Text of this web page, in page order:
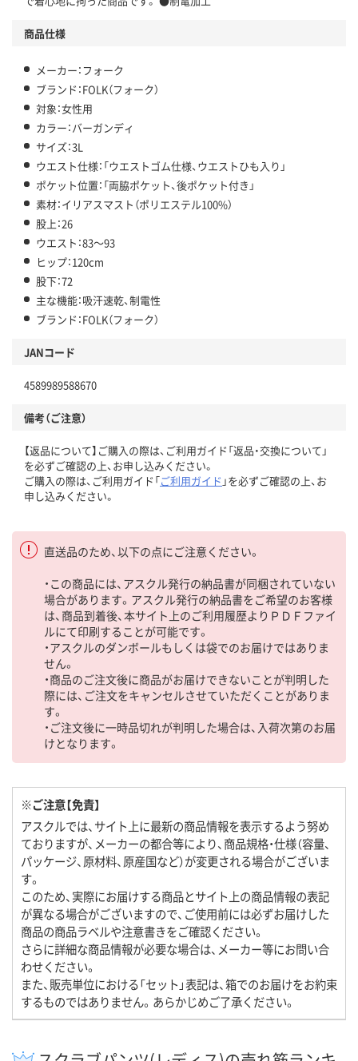
商品仕様
メーカー：フォーク
ブランド：FOLK（フォーク）
対象：女性用
カラー：バーガンディ
サイズ：3L
ウエスト仕様：「ウエストゴム仕様、ウエストひも入り」
ポケット位置：「両脇ポケット、後ポケット付き」
素材：イリアスマスト（ポリエステル100%）
股上：26
ウエスト：83～93
ヒップ：120cm
股下：72
主な機能：吸汗速乾、制電性
ブランド：FOLK（フォーク）
JANコード
4589989588670
備考（ご注意）
【返品について】ご購入の際は、ご利用ガイド「返品・交換について」
を必ずご確認の上、お申し込みください。
ご購入の際は、ご利用ガイド「ご利用ガイド 」を必ずご確認の上、お
申し込みください。
直送品のため、以下の点にご注意ください。
・この商品には、アスクル発行の納品書が同梱されていない
場合があります。アスクル発行の納品書をご希望のお客様
は、商品到着後、本サイト上のご利用履歴よりＰＤＦファイ
ルにて印刷することが可能です。
・アスクルのダンボールもしくは袋でのお届けではありま
せん。
・商品のご注文後に商品がお届けできないことが判明した
際には、ご注文をキャンセルさせていただくことがありま
す。
・ご注文後に一時品切れが判明した場合は、入荷次第のお届
けとなります。
※ご注意【免責】
アスクルでは、サイト上に最新の商品情報を表示するよう努め
ておりますが、メーカーの都合等により、商品規格・仕様（容量、
パッケージ、原材料、原産国など）が変更される場合がございま
す。
このため、実際にお届けする商品とサイト上の商品情報の表記
が異なる場合がございますので、ご使用前には必ずお届けした
商品の商品ラベルや注意書きをご確認ください。
さらに詳細な商品情報が必要な場合は、メーカー等にお問い合
わせください。
また、販売単位における「セット」表記は、箱でのお届けをお約束
するものではありません。あらかじめご了承ください。